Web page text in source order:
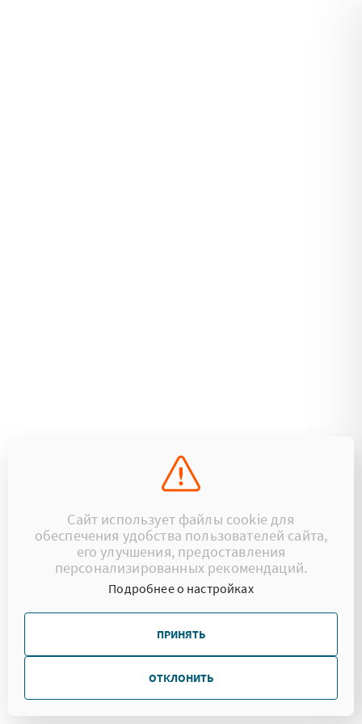
Сайт использует файлы cookie для
обеспечения удобства пользователей сайта,
его улучшения, предоставления
персонализированных рекомендаций.
Подробнее о настройках
ПРИНЯТЬ
ОТКЛОНИТЬ